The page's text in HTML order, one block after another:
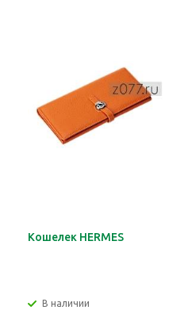
Кошелек HERMES
В наличии